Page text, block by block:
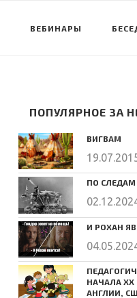
ВЕБИНАРЫ
ПОПУЛЯРНОЕ ЗА
ВИГВАМ
ПО
И РОХАН
НАЧАЛА ХХ
АНГЛИИ,